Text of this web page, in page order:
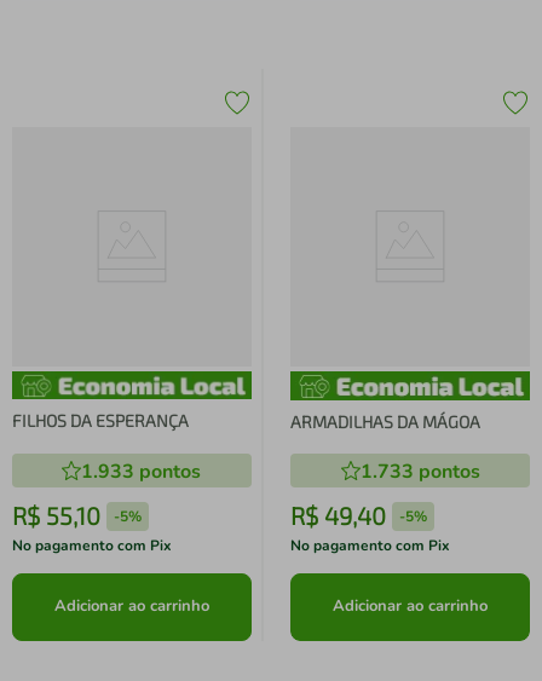
FILHOS DA ESPERANÇA
1.933 pontos
R$ 55,10 -5%
No pagamento com Pix
Adicionar ao carrinho
ARMADILHAS DA MÁGOA
1.733 pontos
R$ 49,40 -5%
No pagamento com Pix
Adicionar ao carrinho